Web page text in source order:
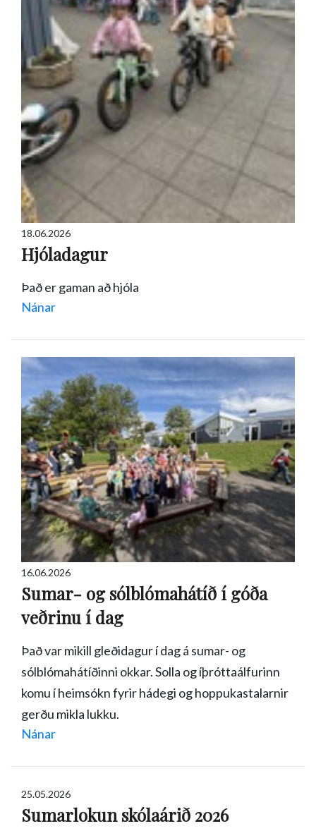
18.06.2026
Hjóladagur
Það er gaman að hjóla
Nánar
16.06.2026
Sumar- og sólblómahátíð í góða
veðrinu í dag
Það var mikill gleðidagur í dag á sumar- og
sólblómahátíðinni okkar. Solla og íþróttaálfurinn
komu í heimsókn fyrir hádegi og hoppukastalarnir
gerðu mikla lukku.
Nánar
25.05.2026
Sumarlokun skólaárið 2026